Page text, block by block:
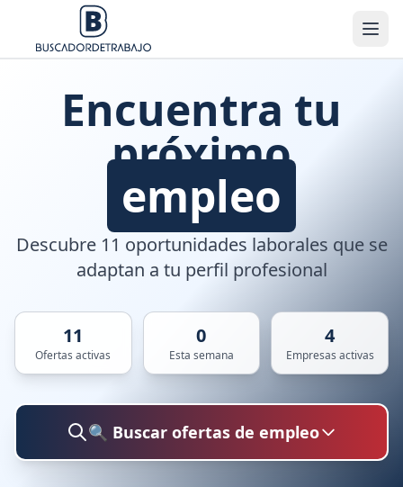
Encuentra tu
próximo
empleo
Descubre 11 oportunidades laborales que se
adaptan a tu perfil profesional
11
Ofertas activas
0
Esta semana
4
Empresas activas
🔍 Buscar ofertas de empleo